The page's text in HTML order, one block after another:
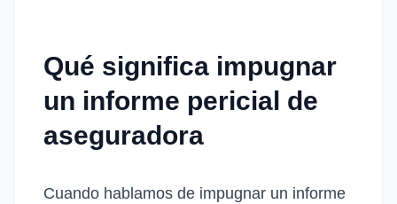
Qué significa impugnar
un informe pericial de
aseguradora
Cuando hablamos de impugnar un informe